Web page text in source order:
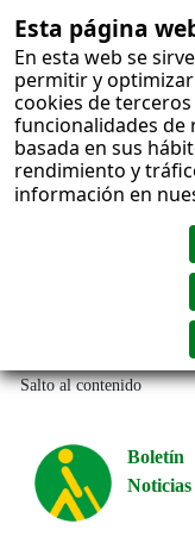
Esta página
En esta web se
permitir y optimizar
cookies de
funcionalidades de
basada en sus
rendimiento y
información en
Salto al contenido
Boletín